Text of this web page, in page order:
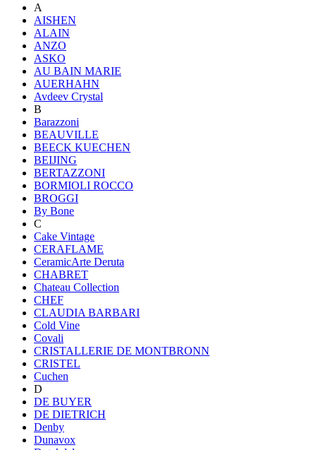
A
AISHEN
ALAIN
ANZO
ASKO
AU BAIN MARIE
AUERHAHN
Avdeev Crystal
B
Barazzoni
BEAUVILLE
BEECK KUECHEN
BEIJING
BERTAZZONI
BORMIOLI ROCCO
BROGGI
By Bone
C
Cake Vintage
CERAFLAME
CeramicArte Deruta
CHABRET
Chateau Collection
CHEF
CLAUDIA BARBARI
Cold Vine
Covali
CRISTALLERIE DE MONTBRONN
CRISTEL
Cuchen
D
DE BUYER
DE DIETRICH
Denby
Dunavox